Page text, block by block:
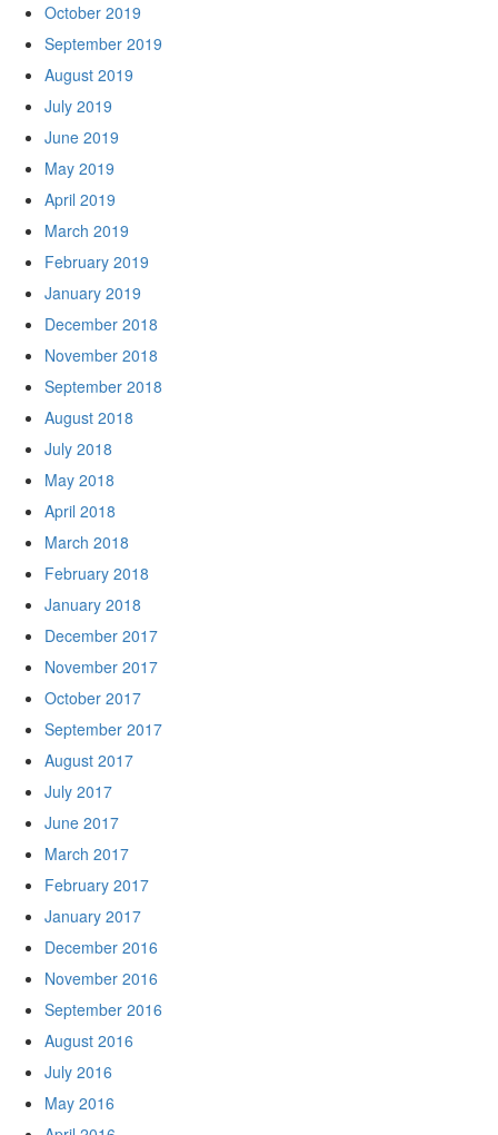
October 2019
September 2019
August 2019
July 2019
June 2019
May 2019
April 2019
March 2019
February 2019
January 2019
December 2018
November 2018
September 2018
August 2018
July 2018
May 2018
April 2018
March 2018
February 2018
January 2018
December 2017
November 2017
October 2017
September 2017
August 2017
July 2017
June 2017
March 2017
February 2017
January 2017
December 2016
November 2016
September 2016
August 2016
July 2016
May 2016